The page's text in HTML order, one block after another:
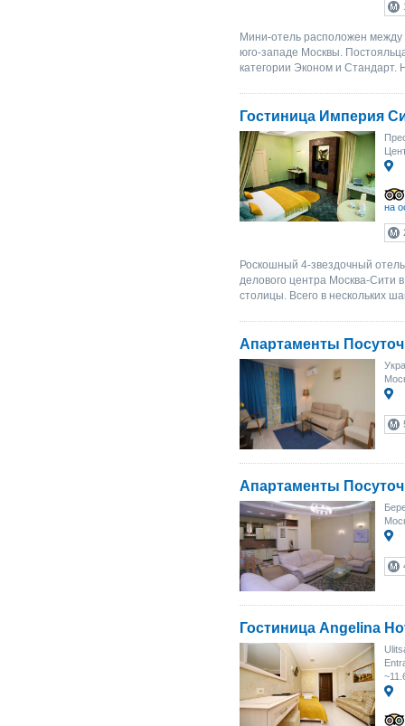
Мини-отель расположен
юго-западе Москвы.
категории Эконом и
Гостиница Империя
на
Роскошный 4-звездочный
делового центра Москва-Сити
столицы. Всего в нескольких
Апартаменты
Апартаменты
Гостиница Angelina